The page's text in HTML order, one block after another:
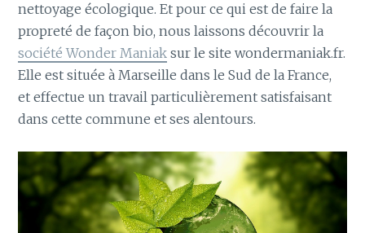
nettoyage écologique. Et pour ce qui est de faire la
propreté de façon bio, nous laissons découvrir la
société Wonder Maniak sur le site wondermaniak.fr.
Elle est située à Marseille dans le Sud de la France,
et effectue un travail particulièrement satisfaisant
dans cette commune et ses alentours.